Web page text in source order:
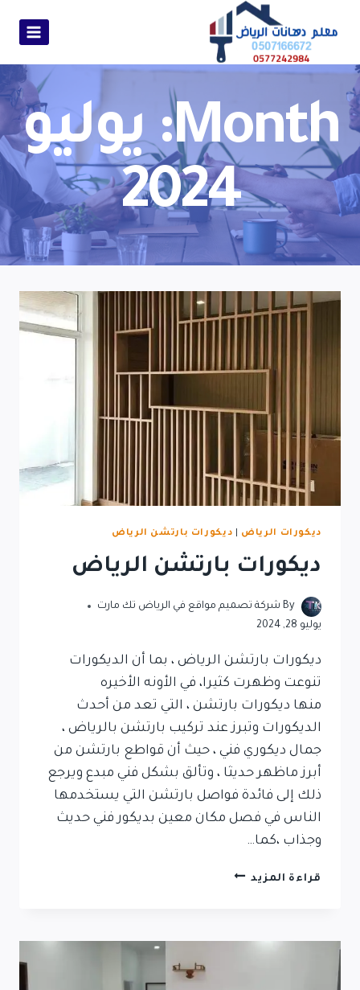
Month: يوليو
2024
ديكورات الرياض ديكورات بارتشن الرياض
ديكورات بارتشن الرياض
By شركة تصميم مواقع في الرياض تك مارت
يوليو 28, 2024
ديكورات بارتشن الرياض ، بما أن الديكورات
تنوعت وظهرت كثيرا، في الأونه الأخيره
منها ديكورات بارتشن ، التي تعد من أحدث
الديكورات وتبرز عند تركيب بارتشن بالرياض ،
جمال ديكوري فني ، حيث أن قواطع بارتشن من
أبرز ماظهر حديثا ، وتألق بشكل فني مبدع ويرجع
ذلك إلى فائدة فواصل بارتشن التي يستخدمها
الناس في فصل مكان معين بديكور فني حديث
وجذاب ،كما…
قراءة المزيد